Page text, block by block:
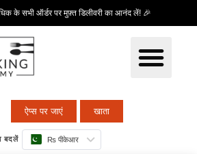
के सभी ऑर्डर पर मुफ़्त डिलीवरी का आनंद लें! 🎉
ऐप्स पर जाएं खाता
बदलें ₨ पीकेआर